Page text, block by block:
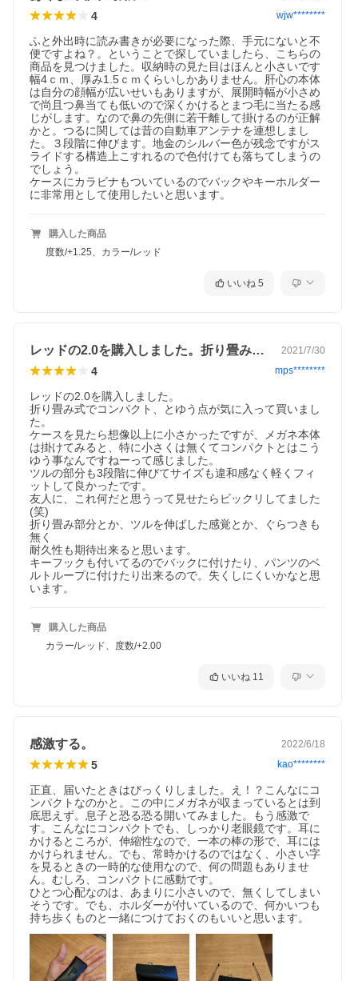
4 wjw********
ふと外出時に読み書きが必要になった際、手元にないと不
便ですよね？。ということで探していましたら、こちらの
商品を見つけました。収納時の見た目はほんと小さいです
幅4ｃｍ、厚み1.5ｃｍくらいしかありません。肝心の本体
は自分の顔幅が広いせいもありますが、展開時幅が小さめ
で尚且つ鼻当ても低いので深くかけるとまつ毛に当たる感
じがします。なので鼻の先側に若干離して掛けるのが正解
かと。つるに関しては昔の自動車アンテナを連想しまし
た。３段階に伸びます。地金のシルバー色が残念ですがス
ライドする構造上こすれるので色付けても落ちてしまうの
でしょう。
ケースにカラビナもついているのでバックやキーホルダー
に非常用として使用したいと思います。
購入した商品
度数/+1.25、カラー/レッド
いいね 5
レッドの2.0を購入しました。折り畳み… 2021/7/30
4 mps********
レッドの2.0を購入しました。
折り畳み式でコンパクト、とゆう点が気に入って買いまし
た。
ケースを見たら想像以上に小さかったですが、メガネ本体
は掛けてみると、特に小さくは無くてコンパクトとはこう
ゆう事なんですねーって感じました。
ツルの部分も3段階に伸びてサイズも違和感なく軽くフィ
ットして良かったです。
友人に、これ何だと思うって見せたらビックリしてました
(笑)
折り畳み部分とか、ツルを伸ばした感覚とか、ぐらつきも
無く
耐久性も期待出来ると思います。
キーフックも付いてるのでバックに付けたり、パンツのベ
ルトループに付けたり出来るので。失くしにくいかなと思
います。
購入した商品
カラー/レッド、度数/+2.00
いいね 11
感激する。 2022/6/18
5 kao********
正直、届いたときはびっくりしました。え！？こんなにコ
ンパクトなのかと。この中にメガネが収まっているとは到
底思えず。息子と恐る恐る開いてみました。もう感激で
す。こんなにコンパクトでも、しっかり老眼鏡です。耳に
かけるところが、伸縮性なので、一本の棒の形で、耳には
かけられません。でも、常時かけるのではなく、小さい字
を見るときの一時的な使用なので、何の問題もありませ
ん。むしろ、コンパクトに感動です。
ひとつ心配なのは、あまりに小さいので、無くしてしまい
そうです。でも、ホルダーが付いているので、何かいつも
持ち歩くものと一緒につけておくのもいいと思います。